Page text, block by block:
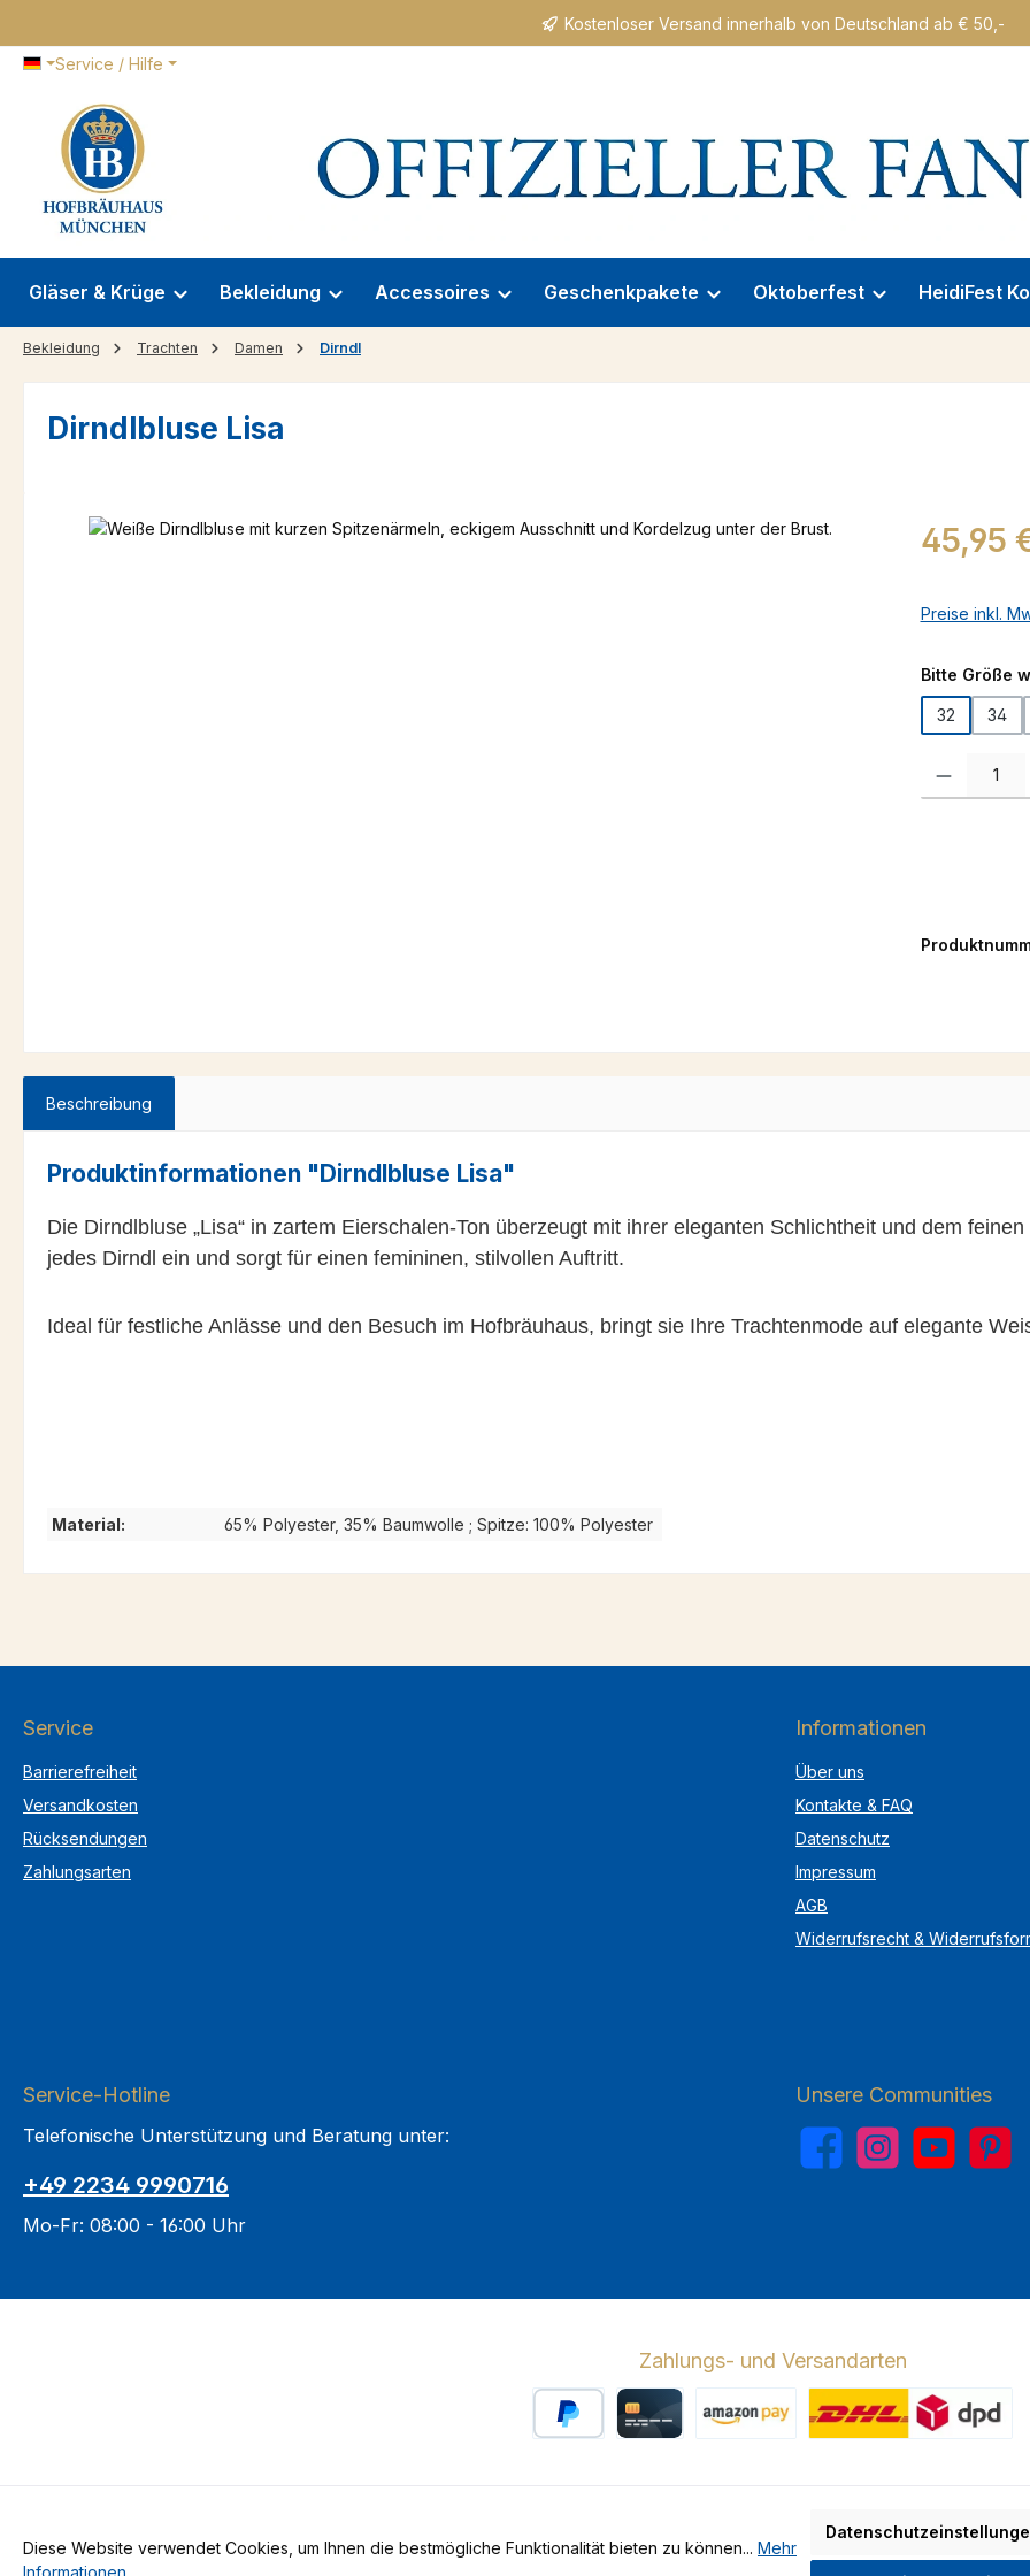
Kostenloser Versand innerhalb von Deutschland ab € 50,-
Service / Hilfe
Gläser & Krüge Bekleidung Accessoires Geschenkpakete Oktoberfest HeidiFest
Bekleidung Trachten Damen Dirndl
Dirndlbluse Lisa
Bildergalerie überspringen Regulärer
45,95
Preise inkl.
Bitte Größe
32 34
Produkt
Beschreibung
Produktinformationen "Dirndlbluse Lisa"
Die Dirndlbluse „Lisa“ in zartem Eierschalen-Ton überzeugt mit ihrer eleganten Schlichtheit und dem
jedes Dirndl ein und sorgt für einen femininen, stilvollen Auftritt.
Ideal für festliche Anlässe und den Besuch im Hofbräuhaus, bringt sie Ihre Trachtenmode auf elegante
Material: 65% Polyester, 35% Baumwolle ; Spitze: 100% Polyester
Service
Barrierefreiheit
Versandkosten
Rücksendungen
Zahlungsarten
Informationen
Über uns
Kontakte & FAQ
Datenschutz
Impressum
AGB
Widerrufsrecht &
Service-Hotline
Telefonische Unterstützung und Beratung unter:
+49 2234 9990716
Mo-Fr: 08:00 - 16:00 Uhr
Unsere Communities
FacebookInstagramYouTubePinterest
Zahlungs- und Versandarten
Alle Preise inkl. gesetzl. Mehrwertsteuer zzgl. Versandkostenund ggf. Nachnahmegebühren,
Diese Website verwendet Cookies, um Ihnen die bestmögliche Funktionalität bieten zu können... Mehr
Informationen